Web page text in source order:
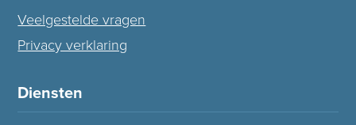
Veelgestelde vragen
Privacy verklaring
Diensten